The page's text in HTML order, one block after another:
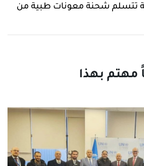
تتسلم شحنة معونات طبية من